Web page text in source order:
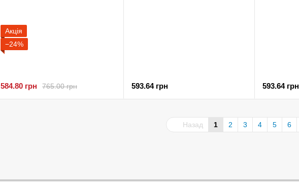
Акція
−24%
765.00 грн
584.80 грн 593.64 грн 593.64 грн
Назад 1 2 3 4 5 6